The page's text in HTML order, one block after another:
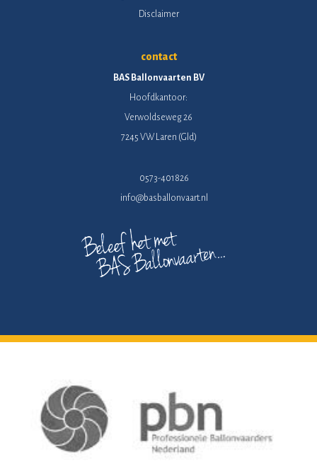
Disclaimer
contact
BAS Ballonvaarten BV
Hoofdkantoor:
Verwoldseweg 26
7245 VW Laren (Gld)
0573-401826
info@basballonvaart.nl